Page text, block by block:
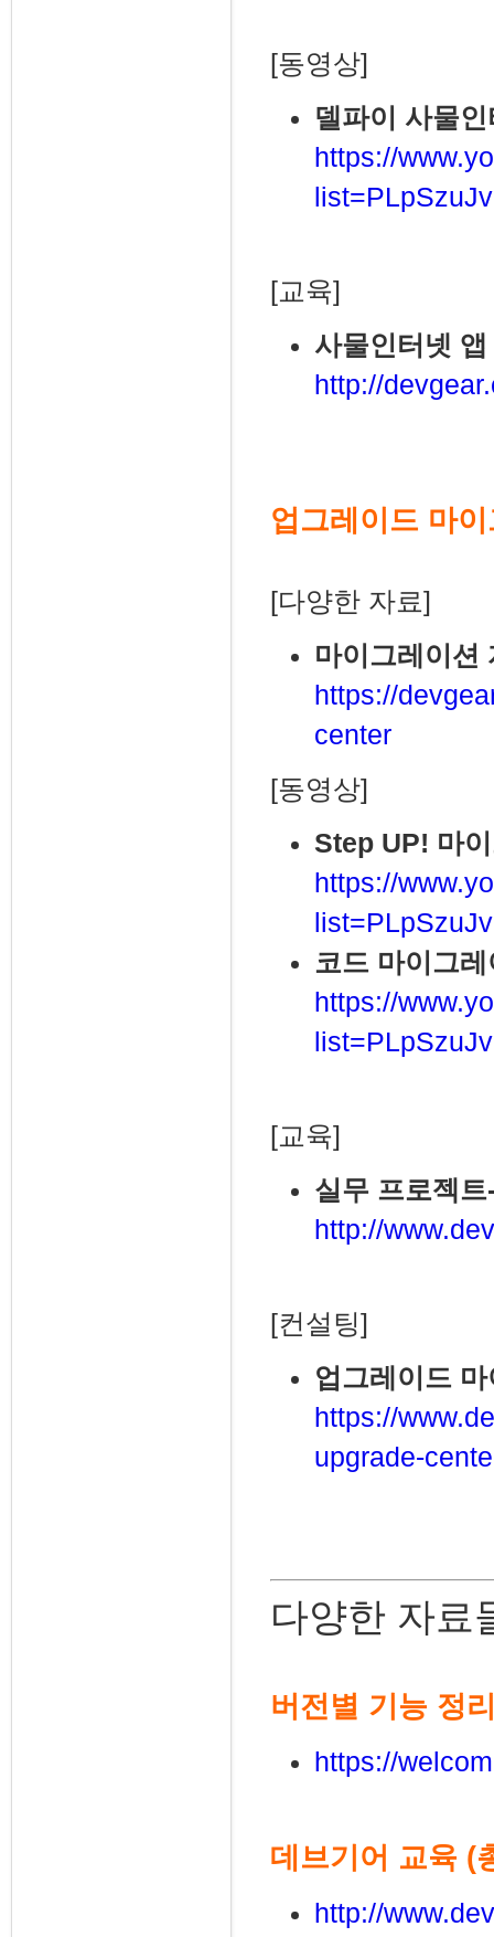
[동영상]
델파이 사물
https://
[교육]
사물인터넷
http://
업그레이드 마
[다양한 자료]
마이그레이션
https://
center
[동영상]
Step UP! 마
https://
코드 마이그
https://
[교육]
실무 프로젝
http://
[컨설팅]
업그레이드
https://
upgrade-
다양한 자료
버전별 기능 정
https://
데브기어 교육 (
http://